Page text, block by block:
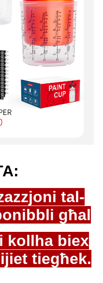
tal-
għal
kollha biex
tiegħek.